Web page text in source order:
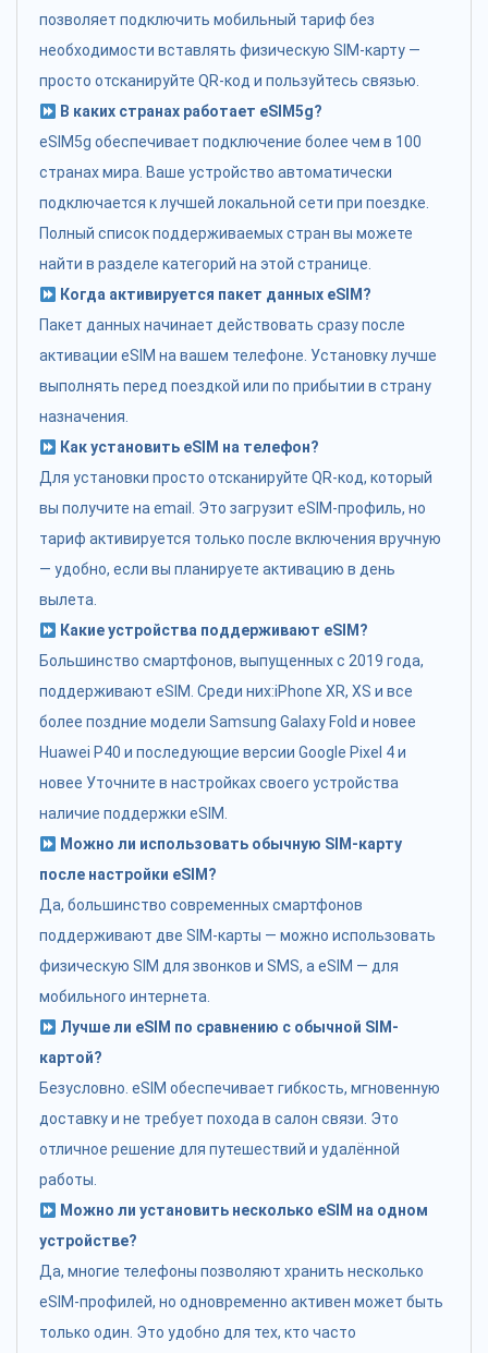
позволяет подключить мобильный тариф без
необходимости вставлять физическую SIM-карту —
просто отсканируйте QR-код и пользуйтесь связью.
В каких странах работает eSIM5g?
eSIM5g обеспечивает подключение более чем в 100
странах мира. Ваше устройство автоматически
подключается к лучшей локальной сети при поездке.
Полный список поддерживаемых стран вы можете
найти в разделе категорий на этой странице.
Когда активируется пакет данных eSIM?
Пакет данных начинает действовать сразу после
активации eSIM на вашем телефоне. Установку лучше
выполнять перед поездкой или по прибытии в страну
назначения.
Как установить eSIM на телефон?
Для установки просто отсканируйте QR-код, который
вы получите на email. Это загрузит eSIM-профиль, но
тариф активируется только после включения вручную
— удобно, если вы планируете активацию в день
вылета.
Какие устройства поддерживают eSIM?
Большинство смартфонов, выпущенных с 2019 года,
поддерживают eSIM. Среди них:iPhone XR, XS и все
более поздние модели Samsung Galaxy Fold и новее
Huawei P40 и последующие версии Google Pixel 4 и
новее Уточните в настройках своего устройства
наличие поддержки eSIM.
Можно ли использовать обычную SIM-карту
после настройки eSIM?
Да, большинство современных смартфонов
поддерживают две SIM-карты — можно использовать
физическую SIM для звонков и SMS, а eSIM — для
мобильного интернета.
Лучше ли eSIM по сравнению с обычной SIM-
картой?
Безусловно. eSIM обеспечивает гибкость, мгновенную
доставку и не требует похода в салон связи. Это
отличное решение для путешествий и удалённой
работы.
Можно ли установить несколько eSIM на одном
устройстве?
Да, многие телефоны позволяют хранить несколько
eSIM-профилей, но одновременно активен может быть
только один. Это удобно для тех, кто часто